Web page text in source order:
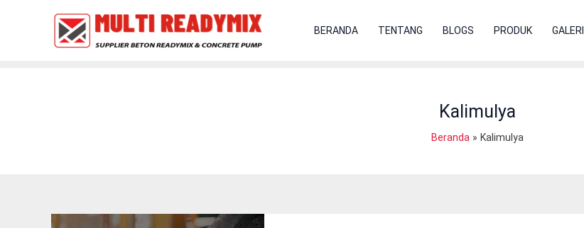
BERANDA TENTANG BLOGS PRODUK GALERI
Kalimulya
Beranda Kalimulya